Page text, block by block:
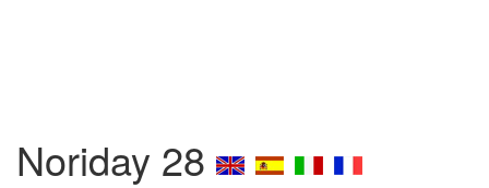
Noriday 28